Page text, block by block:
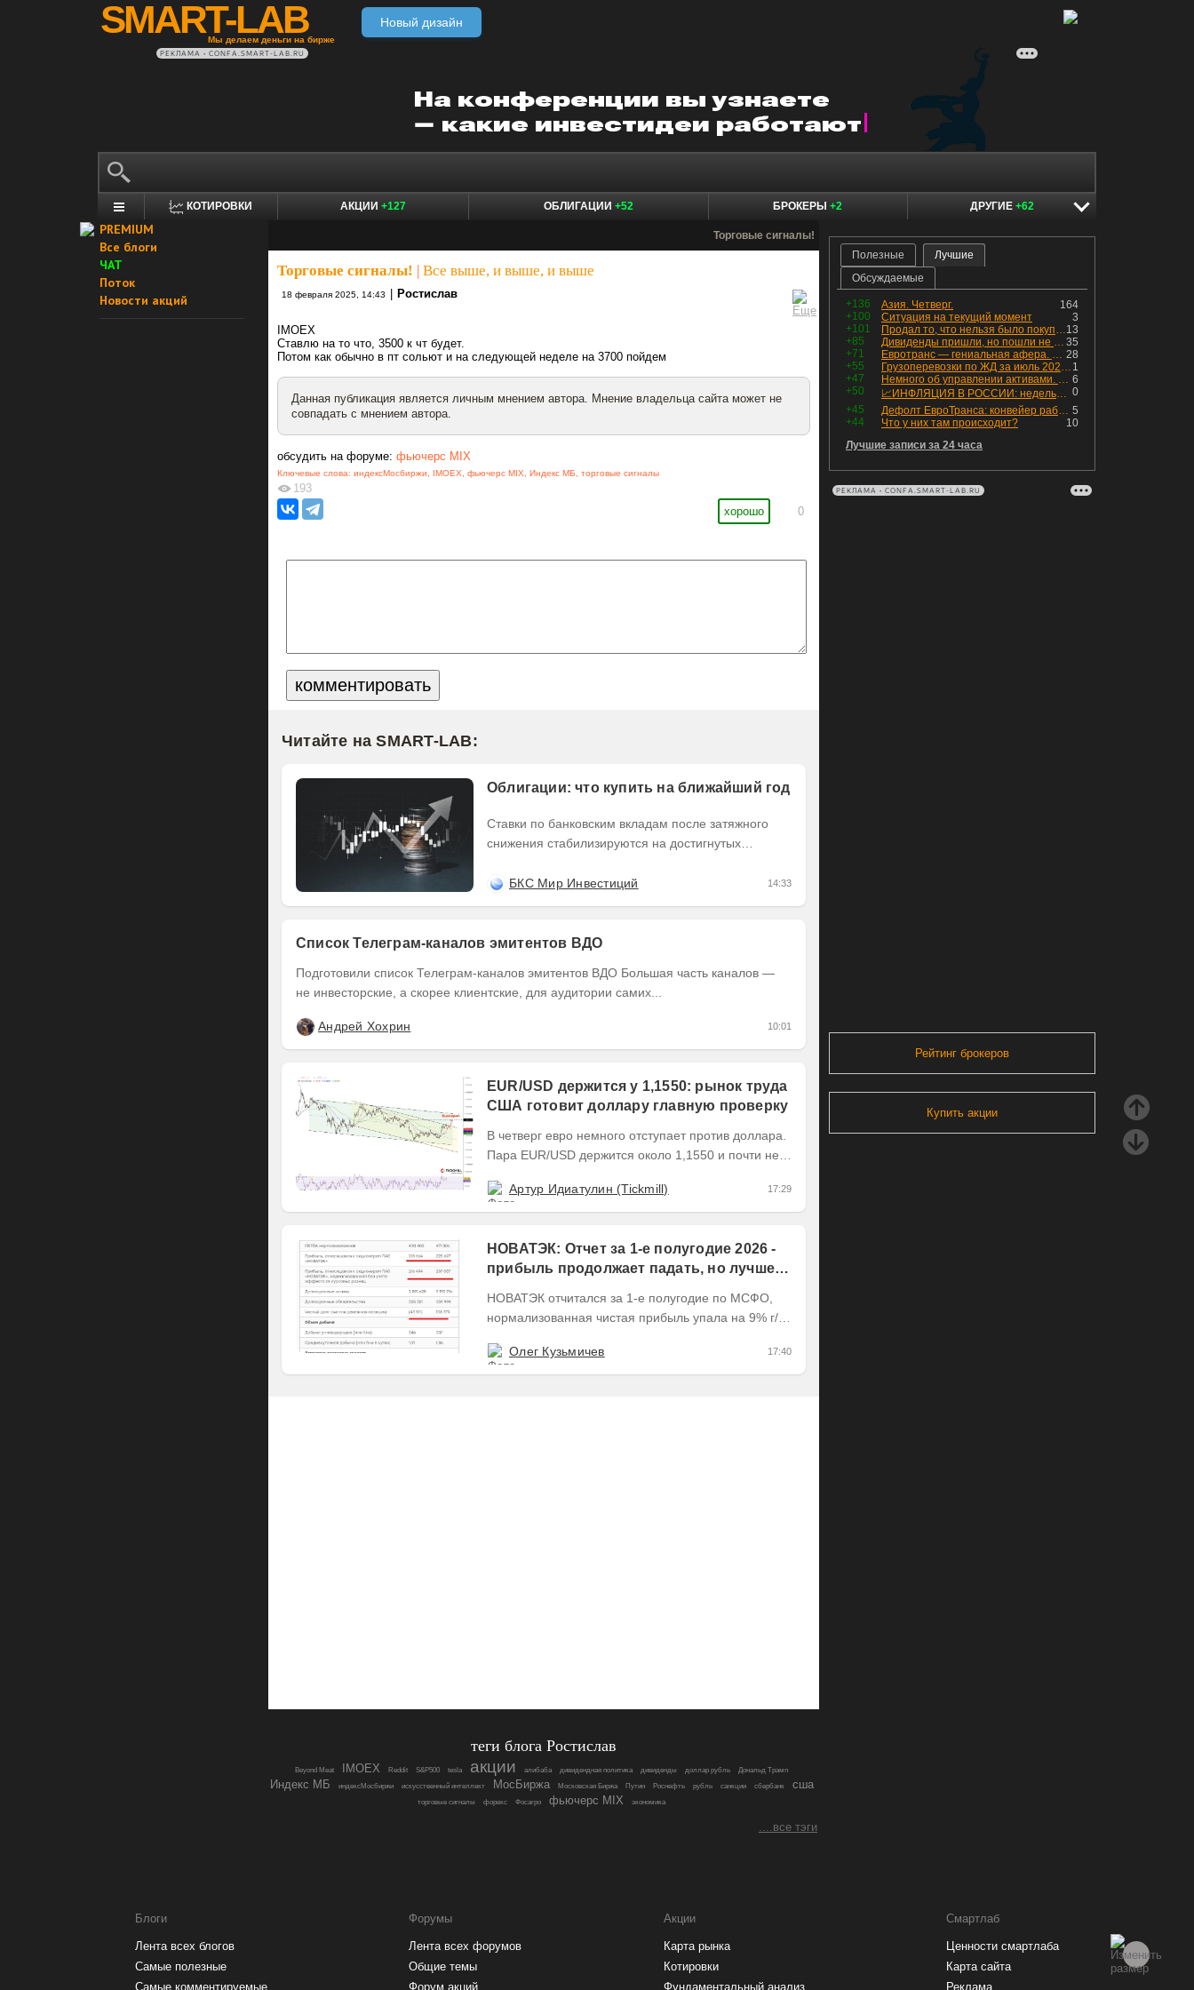
SMART-LAB
Мы делаем деньги на бирже
Новый дизайн
РЕКЛАМА • CONFA.SMART-LAB.RU
КОТИРОВКИ АКЦИИ +127 ОБЛИГАЦИИ +52 БРОКЕРЫ +2 ДРУГИЕ +62
PREMIUM
Все блоги
ЧАТ
Поток
Новости акций
Торговые сигналы!
Торговые сигналы! Все выше, и выше, и выше
18 февраля 2025, 14:43 Ростислав
IMOEX
Ставлю на то что, 3500 к чт будет.
Потом как обычно в пт сольют и на следующей неделе на 3700 пойдем
Данная публикация является личным мнением автора. Мнение владельца сайта может не
совпадать с мнением автора.
обсудить на форуме: фьючерс MIX
Ключевые слова: индексМосбиржи, IMOEX, фьючерс MIX, Индекс МБ, торговые сигналы
193
хорошо
0
Читайте на SMART-LAB:
Облигации: что купить на ближайший год
Ставки по банковским вкладам после затяжного
снижения стабилизируются на достигнутых
высоким...
БКС Мир Инвестиций 14:33
Список Телеграм-каналов эмитентов ВДО
Подготовили список Телеграм-каналов эмитентов ВДО Большая часть каналов —
не инвесторские, а скорее клиентские, для аудитории самих...
Андрей Хохрин 10:01
EUR/USD держится у 1,1550: рынок труда
США готовит доллару главную проверку
В четверг евро немного отступает против доллара.
Пара EUR/USD держится около 1,1550 и почти не
Артур Идиатулин (Tickmill)
17:29
НОВАТЭК: Отчет за 1-е полугодие 2026 -
прибыль продолжает падать, но лучшее
НОВАТЭК отчитался за 1-е полугодие по МСФО,
нормализованная чистая прибыль упала на 9% г/г
Олег Кузьмичев
17:40
Полезные
Лучшие
Обсуждаемые
+136 164
Азия. Четверг.
+100
3
Ситуация на текущий момент
+101
13
Продал то, что нельзя было покупать. Изменения в портфеле
+85
35
Дивиденды пришли, но пошли не туда
+71
28
Евротранс — гениальная афера. Собрал с инвесторов денег, выплатил дивидендов больше текущей капитализации и ушёл в дефолт
+55
1
Грузоперевозки по ЖД за июль 2026 г. — четвёртый месяц подряд роста, чёрные металлы на уровне прошлого года, а каменный уголь в плюсе.
+47
6
Немного об управлении активами. Для заинтересованных
+50
0
📈ИНФЛЯЦИЯ В РОССИИ: недельная дефляция, но в годовом выражении рост 😢
+45
5
Дефолт ЕвроТранса: конвейер работает исправно
+44
10
Что у них там происходит?
Лучшие записи за 24 часа
РЕКЛАМА • CONFA.SMART-LAB.RU
Рейтинг брокеров
Купить акции
теги блога Ростислав
Beyond Meat IMOEX Reddit S&P500 tesla акции алибаба дивидендная политика дивиденды доллар рубль Дональд Трамп
Индекс МБ индексМосбиржи искусственный интеллект МосБиржа Московская Биржа Путин Роснефть рубль санкции сбербанк сша
торговые сигналы форекс Фосагро фьючерс MIX экономика
....все тэги
Блоги
Лента всех блогов
Самые полезные
Самые комментируемые
Форумы
Лента всех форумов
Общие темы
Форум акций
Акции
Карта рынка
Котировки
Фундаментальный анализ
Смартлаб
Ценности смартлаба
Карта сайта
Реклама